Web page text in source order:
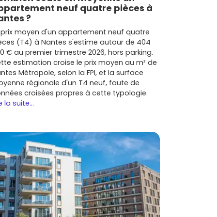
neuf quatre pièces à
?
prix moyen d'un appartement neuf quatre
(T4) à Nantes s'estime autour de 404
€ au premier trimestre 2026, hors parking.
estimation croise le prix moyen au m² de
Métropole, selon la FPI, et la surface
régionale d'un T4 neuf, faute de
croisées propres à cette typologie.
la suite...